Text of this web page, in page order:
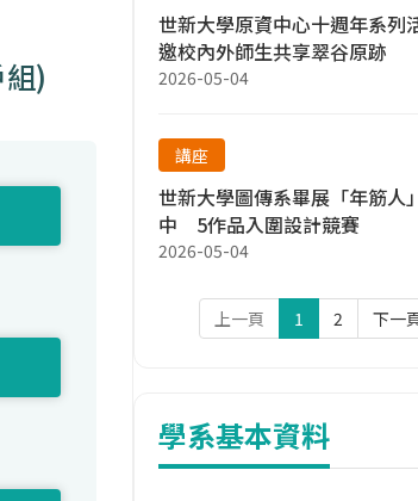
)
世新大學原資中心十週年系列
邀校內外師生共享翠谷原跡
2026-05-04
講座
世新大學圖傳系畢展「年筋人
中 5作品入圍設計競賽
2026-05-04
上一頁 1 2 下一
學系基本資料